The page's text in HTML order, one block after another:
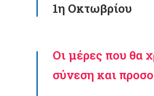
1η Οκτωβρίου
Οι μέρες που θα
σύνεση και